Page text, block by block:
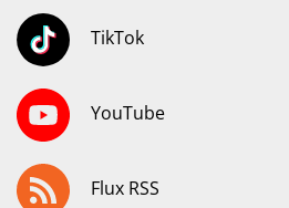
TikTok
YouTube
Flux RSS